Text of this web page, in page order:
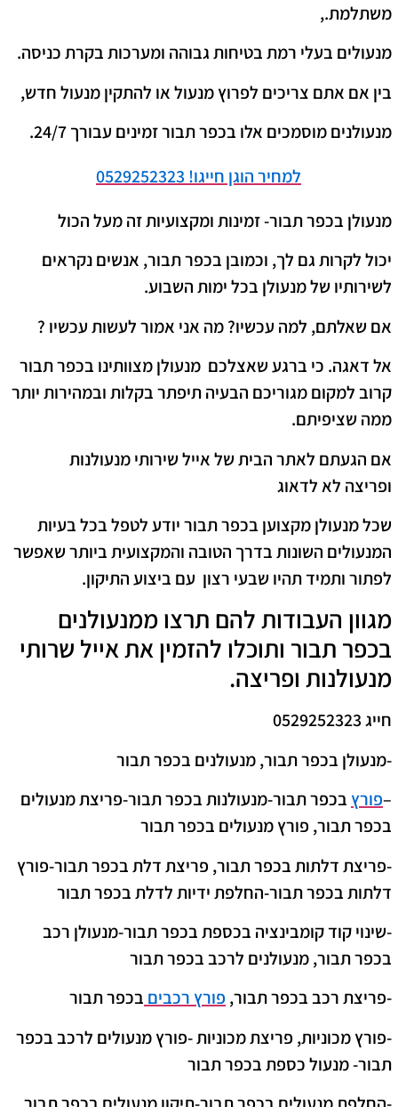
משתלמת.,
מנעולים בעלי רמת בטיחות גבוהה ומערכות בקרת כניסה.
בין אם אתם צריכים לפרוץ מנעול או להתקין מנעול חדש,
מנעולנים מוסמכים אלו בכפר תבור זמינים עבורך 24/7.
למחיר הוגן חייגו! 0529252323
מנעולן בכפר תבור- זמינות ומקצועיות זה מעל הכול
יכול לקרות גם לך, וכמובן בכפר תבור, אנשים נקראים
לשירותיו של מנעולן בכל ימות השבוע.
אם שאלתם, למה עכשיו? מה אני אמור לעשות עכשיו ?
אל דאגה. כי ברגע שאצלכם מנעולן מצוותינו בכפר תבור
קרוב למקום מגוריכם הבעיה תיפתר בקלות ובמהירות יותר
ממה שציפיתם.
אם הגעתם לאתר הבית של אייל שירותי מנעולנות
ופריצה לא לדאוג
שכל מנעולן מקצוען בכפר תבור יודע לטפל בכל בעיות
המנעולים השונות בדרך הטובה והמקצועית ביותר שאפשר
לפתור ותמיד תהיו שבעי רצון עם ביצוע התיקון.
מגוון העבודות להם תרצו ממנעולנים
בכפר תבור ותוכלו להזמין את אייל שרותי
מנעולנות ופריצה.
חייג 0529252323
-מנעולן בכפר תבור, מנעולנים בכפר תבור
–פורץ בכפר תבור-מנעולנות בכפר תבור-פריצת מנעולים
בכפר תבור, פורץ מנעולים בכפר תבור
-פריצת דלתות בכפר תבור, פריצת דלת בכפר תבור-פורץ
דלתות בכפר תבור-החלפת ידיות לדלת בכפר תבור
-שינוי קוד קומבינציה בכספת בכפר תבור-מנעולן רכב
בכפר תבור, מנעולנים לרכב בכפר תבור
-פריצת רכב בכפר תבור, פורץ רכבים בכפר תבור
-פורץ מכוניות, פריצת מכוניות -פורץ מנעולים לרכב בכפר
תבור- מנעול כספת בכפר תבור